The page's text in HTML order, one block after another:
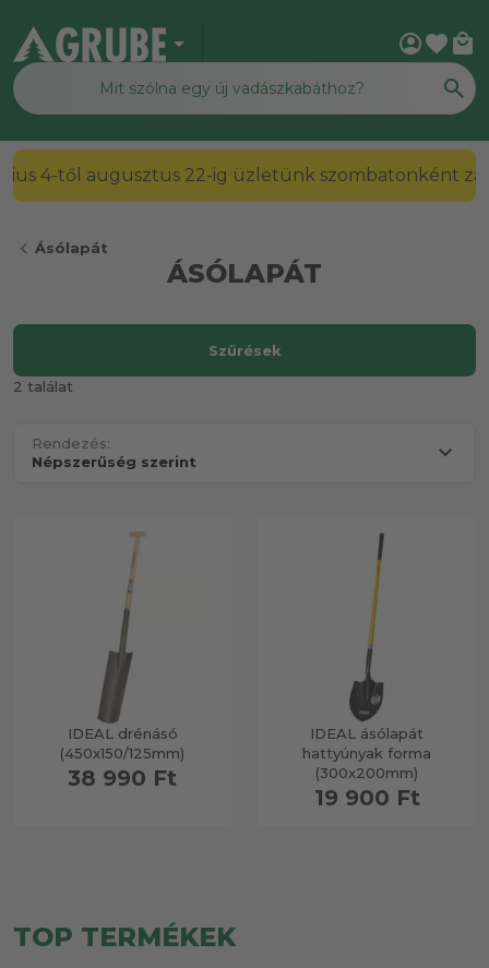
arrow_drop_down account_circlefavorite local_mall
4-től augusztus 22-ig üzletünk szombatonként
chevron_left Ásólapát
ÁSÓLAPÁT
2 találat
Rendezés:
IDEAL drénásó
(450x150/125mm)
38 990 Ft
IDEAL ásólapát
hattyúnyak forma
(300x200mm)
19 900 Ft
TOP TERMÉKEK
Szűrések